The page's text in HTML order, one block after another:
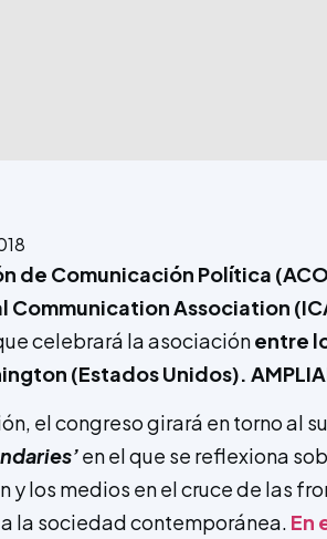
de Comunicación Política
Communication Association
celebrará la asociaciónentre
(Estados Unidos).
el congreso girará en torno al
’en el que se reflexiona
y los medios en el cruce de las
la sociedad contemporánea. En